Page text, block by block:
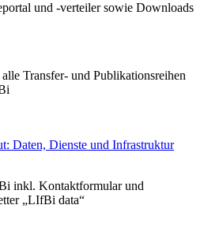
und -verteiler sowie Downloads
Transfer- und Publikationsreihen
Daten, Dienste und Infrastruktur
inkl. Kontaktformular und
„LIfBi data“